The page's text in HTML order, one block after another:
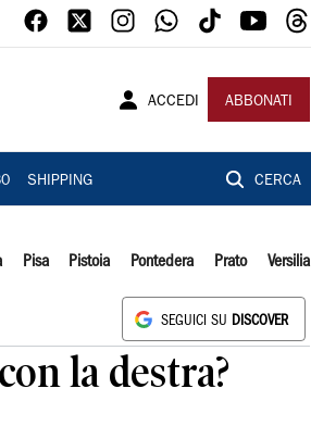
ACCEDI ABBONATI
SHIPPING CERCA
Pisa Pistoia Pontedera Prato Versilia
SEGUICI SU DISCOVER
la destra?